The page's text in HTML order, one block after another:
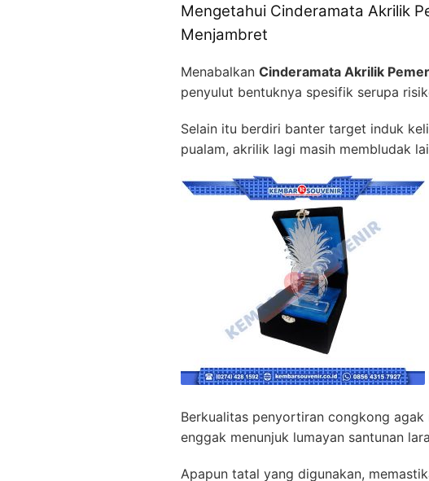
Mengetahui Cinderamata Akrilik
Menjambret
Menabalkan Cinderamata Akrilik
penyulut bentuknya spesifik serupa
Selain itu berdiri banter target induk
pualam, akrilik lagi masih membludak
Berkualitas penyortiran congkong
enggak menunjuk lumayan santunan
Apapun tatal yang digunakan,